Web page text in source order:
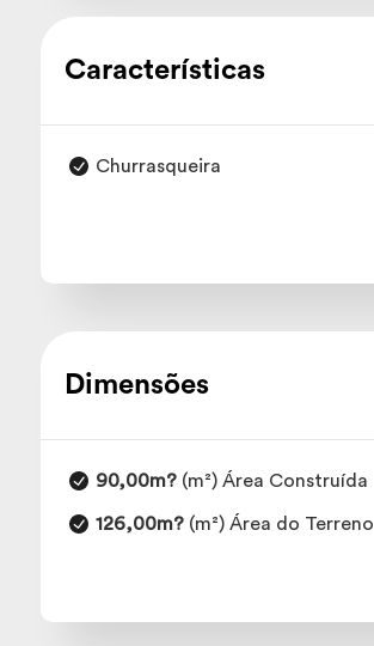
Características
Churrasqueira
Dimensões
90,00m?(m²) Área Construída
126,00m?(m²) Área do Terreno